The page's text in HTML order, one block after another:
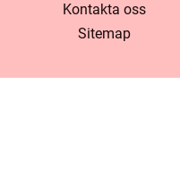
Kontakta oss
Sitemap